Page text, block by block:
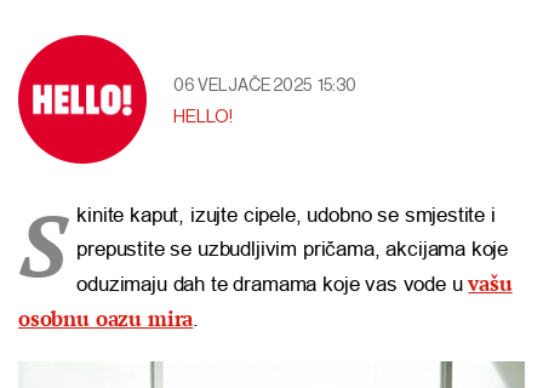
06 VELJAČE 2025 15:30
HELLO!
S
kinite kaput, izujte cipele, udobno se smjestite i
prepustite se uzbudljivim pričama, akcijama koje
oduzimaju dah te dramama koje vas vode uvašu
osobnu oazu mira.